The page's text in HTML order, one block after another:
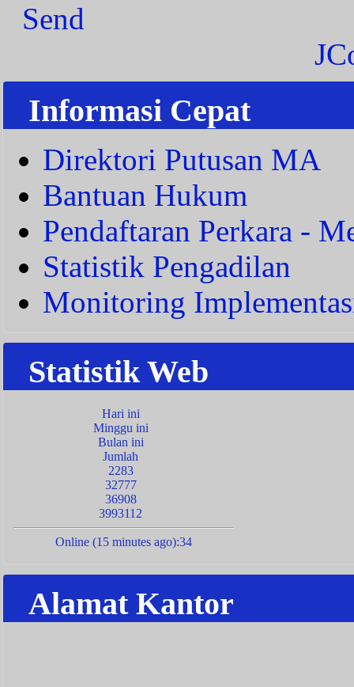
Send
Informasi Cepat
Direktori Putusan MA
Bantuan Hukum
Pendaftaran Perkara -
Statistik Pengadilan
Monitoring
Statistik Web
Hari ini
Minggu ini
Bulan ini
Jumlah
2283
32777
36908
3993112
Online (15 minutes ago):34
Alamat Kantor